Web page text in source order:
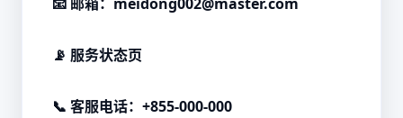
📡 服务状态页
📞 客服电话：+855-000-000